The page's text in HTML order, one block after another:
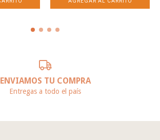
ENVIAMOS TU COMPRA
Entregas a todo el país